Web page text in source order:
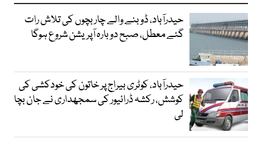
حیدرآباد، ڈوبنے والے چار بچوں کی تلاش رات
گئے معطل، صبح دوبارہ آپریشن شروع ہوگا
حیدرآباد، کوٹری بیراج پر خاتون کی خودکشی کی
کوشش، رکشہ ڈرائیور کی سمجھداری نے جان بچا
لی